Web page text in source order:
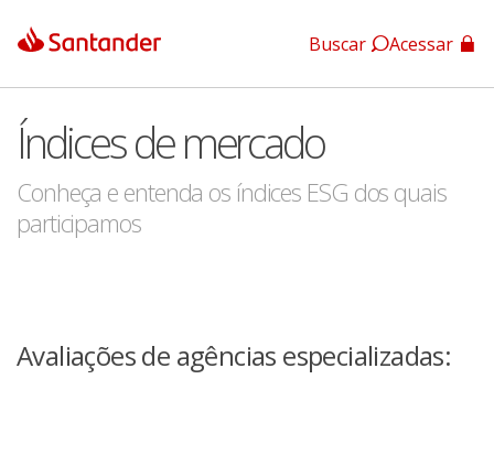
App Santander
App Santander Empresas
Buscar Acessar
Índices de mercado
Conheça e entenda os índices ESG dos quais
participamos
Avaliações de agências especializadas: